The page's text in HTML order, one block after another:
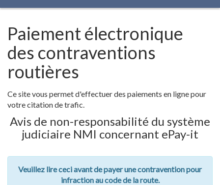
Paiement électronique
des contraventions
routières
Ce site vous permet d'effectuer des paiements en ligne pour
votre citation de trafic.
Avis de non-responsabilité du système
judiciaire NMI concernant ePay-it
Veuillez lire ceci avant de payer une contravention pour
infraction au code de la route.